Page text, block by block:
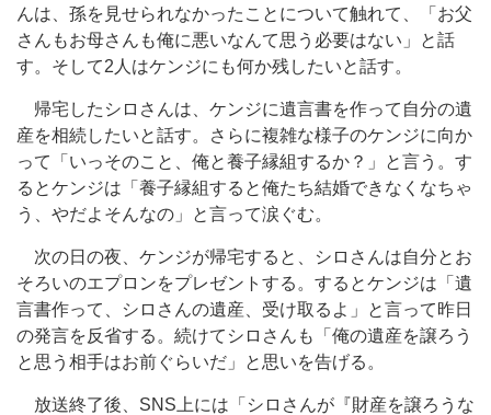
んは、孫を見せられなかったことについて触れて、「お父
さんもお母さんも俺に悪いなんて思う必要はない」と話
す。そして2人はケンジにも何か残したいと話す。
帰宅したシロさんは、ケンジに遺言書を作って自分の遺
産を相続したいと話す。さらに複雑な様子のケンジに向か
って「いっそのこと、俺と養子縁組するか？」と言う。す
るとケンジは「養子縁組すると俺たち結婚できなくなちゃ
う、やだよそんなの」と言って涙ぐむ。
次の日の夜、ケンジが帰宅すると、シロさんは自分とお
そろいのエプロンをプレゼントする。するとケンジは「遺
言書作って、シロさんの遺産、受け取るよ」と言って昨日
の発言を反省する。続けてシロさんも「俺の遺産を譲ろう
と思う相手はお前ぐらいだ」と思いを告げる。
放送終了後、SNS上には「シロさんが『財産を譲ろうな